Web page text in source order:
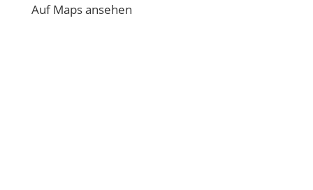
Auf Maps ansehen